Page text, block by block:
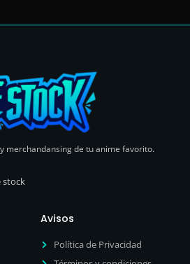
merchandansing de tu anime favorito.
stock
Avisos
Política de Privacidad